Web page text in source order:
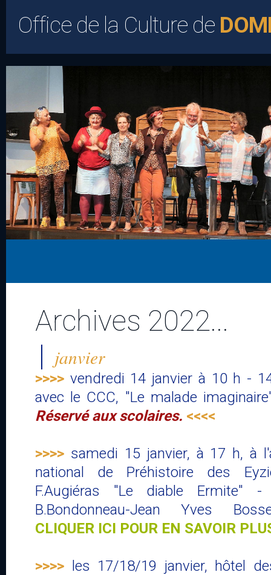
Office de la Culture de
Archives 2022...
janvier
>>>> vendredi 14 janvier à 10 h -
avec le CCC, "Le malade
Réservé aux scolaires. <<<<
>>>> samedi 15 janvier, à 17 h, à
national de Préhistoire des
F.Augiéras "Le diable Ermite" -
B.Bondonneau-Jean Yves
CLIQUER ICI POUR EN SAVOIR
>>>> les 17/18/19 janvier, hôtel